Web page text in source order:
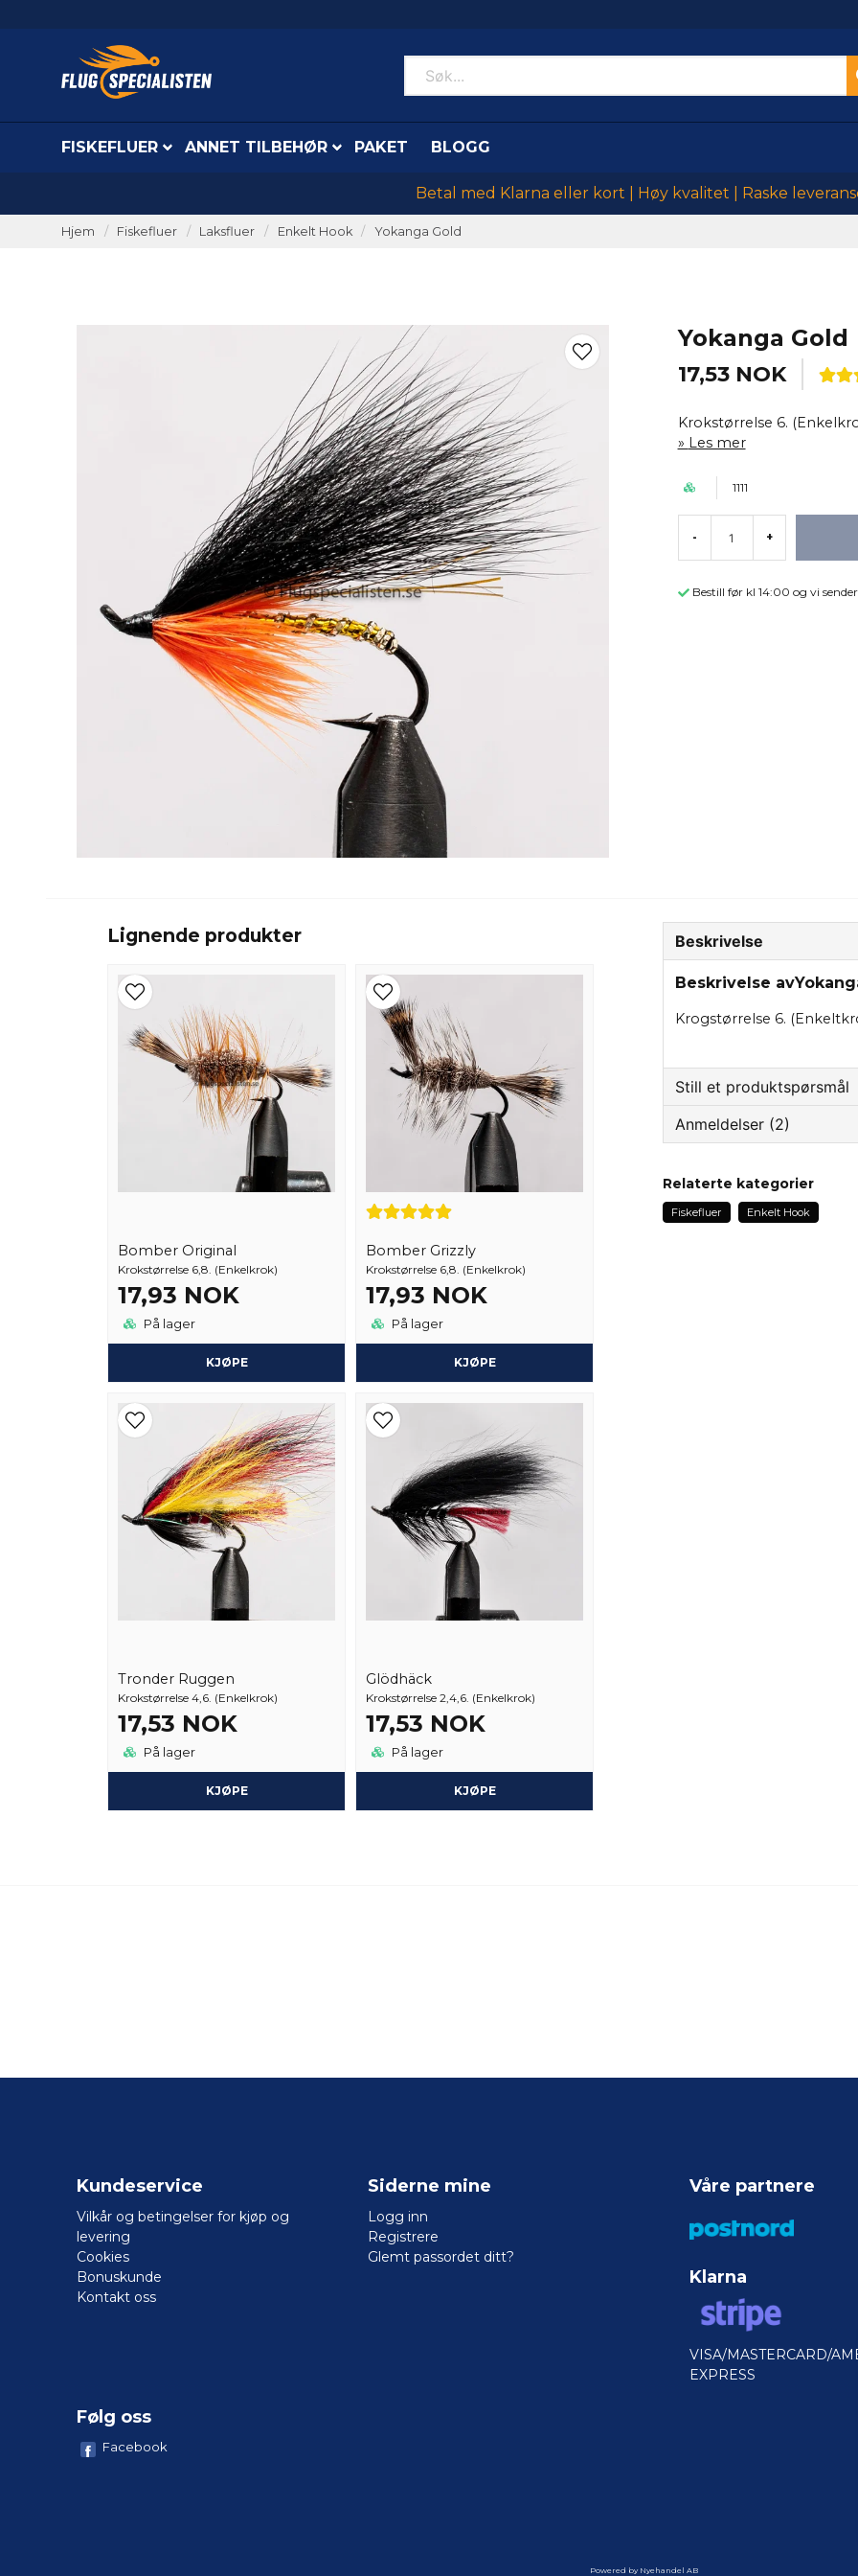
FISKEFLUER ANNET TILBEHØR PAKET BLOGG
Betal med Klarna eller kort | Høy kvalitet | Raske
Hjem Fiskefluer Laksfluer Enkelt Hook Yokanga Gold
Yokanga Gold
17,53 NOK
Krokstørrelse 6.
Les mer
1111
- +
Bestill før kl 14:00 og vi
Lignende produkter
Bomber Original
Krokstørrelse 6,8. (Enkelkrok)
17,93 NOK
På lager
KJØPE
Bomber Grizzly
Krokstørrelse 6,8. (Enkelkrok)
17,93 NOK
På lager
KJØPE
Tronder Ruggen
Krokstørrelse 4,6. (Enkelkrok)
17,53 NOK
På lager
KJØPE
Glödhäck
Krokstørrelse 2,4,6. (Enkelkrok)
17,53 NOK
På lager
KJØPE
Beskrivelse
Beskrivelse
Krogstørrelse 6.
Still et produktspørsmål
question
Anmeldelser (2)
Roger
Relaterte kategorier
Fiskefluer Enkelt Hook
Kundeservice
Vilkår og betingelser for kjøp og
levering
Cookies
Bonuskunde
Kontakt oss
Siderne mine
Logg inn
Registrere
Glemt passordet ditt?
Våre partnere
Klarna
VISA/MASTERCARD/
EXPRESS
Følg oss
Facebook
Powered by Nyehandel AB